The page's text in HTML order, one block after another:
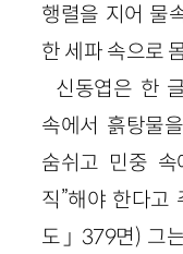
행렬을 지어 물
한 세파 속으로
신동엽은 한
속에서 흙탕물
숨쉬고 민중
직”해야 한다고
도」 379면) 그